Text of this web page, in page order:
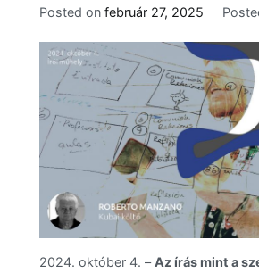
Posted on február 27, 2025
2024. október 4. –Az írás mint a